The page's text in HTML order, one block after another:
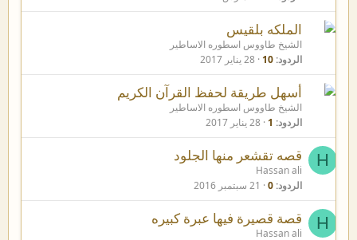
الملكه بلقيس
الشيخ طاووس اسطوره الاساطير
الردود 10 28 يناير 2017
أسهل طريقة لحفظ القرآن الكريم
الشيخ طاووس اسطوره الاساطير
الردود 1 28 يناير 2017
H قصه تقشعر منها الجلود
Hassan ali
الردود 0 21 سبتمبر 2016
H قصة قصيرة فيها عبرة كبيره
Hassan ali